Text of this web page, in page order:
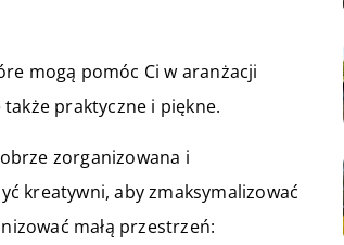
mogą pomóc Ci w aranżacji
praktyczne i piękne.
zorganizowana i
kreatywni, aby zmaksymalizować
małą przestrzeń: